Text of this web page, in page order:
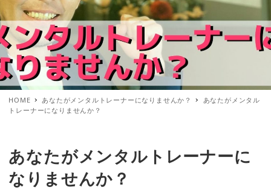
HOME あなたがメンタルトレーナーになりませんか？
あなたがメンタル
トレーナーになりませんか？
あなたがメンタルトレーナーに
なりませんか？